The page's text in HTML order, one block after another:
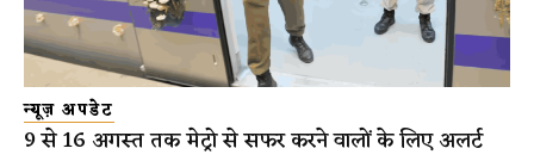
न्यूज़ अपडेट
9 से 16 अगस्त तक मेट्रो से सफर करने वालों के लिए अलर्ट